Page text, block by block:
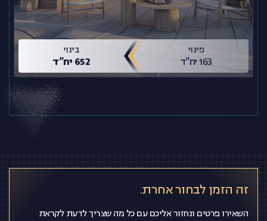
פינוי
163 יח”ד
בינוי
652 יח”ד
זה הזמן לבחור אחרת.
השאירו פרטים ונחזור אליכם עם כל מה שצריך לדעת לקראת